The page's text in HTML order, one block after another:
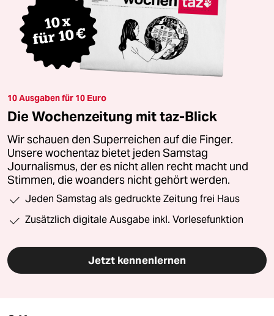
10 Ausgaben für 10 Euro
Die Wochenzeitung mit taz-Blick
Wir schauen den Superreichen auf die Finger.
Unsere wochentaz bietet jeden Samstag
Journalismus, der es nicht allen recht macht und
Stimmen, die woanders nicht gehört werden.
Jeden Samstag als gedruckte Zeitung frei Haus
Zusätzlich digitale Ausgabe inkl. Vorlesefunktion
Jetzt kennenlernen